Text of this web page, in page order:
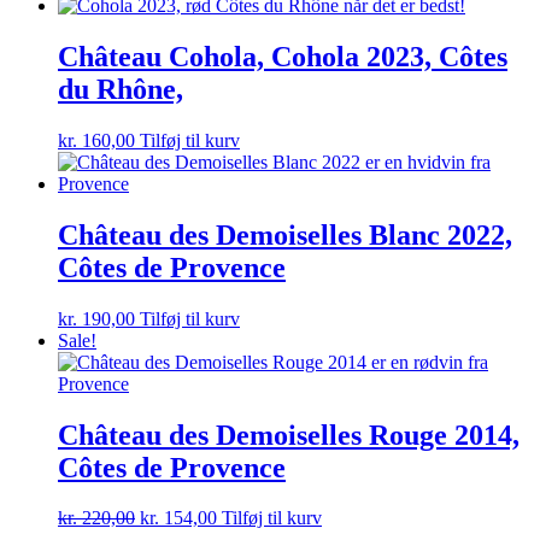
Château Cohola, Cohola 2023, Côtes
du Rhône,
kr. 160,00 Tilføj til kurv
Château des Demoiselles Blanc 2022,
Côtes de Provence
kr. 190,00 Tilføj til kurv
Sale!
Château des Demoiselles Rouge 2014,
Côtes de Provence
kr.220,00 Den
kr. 154,00Den
Tilføj til kurv